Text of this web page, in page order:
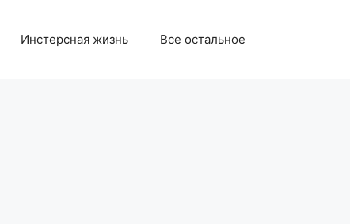
Инстерсная жизнь Все остальное